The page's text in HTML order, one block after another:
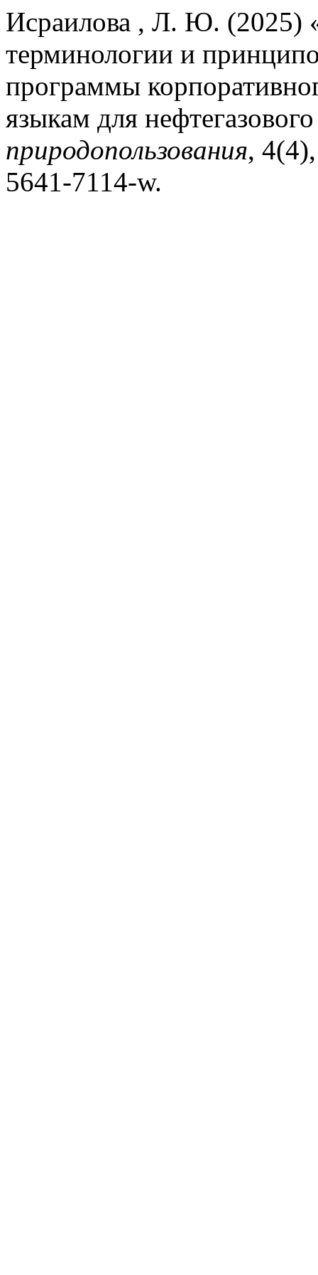
Исраилова , Л. Ю. (2025)
терминологии и
программы
языкам для
природопользования,
5641-7114-w.